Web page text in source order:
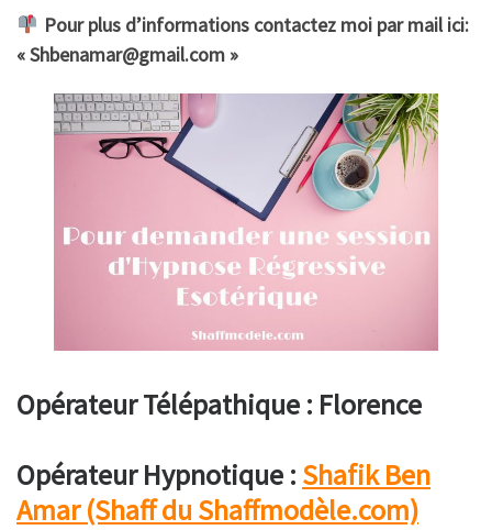
Pour plus d’informations contactez moi par mail ici:
« Shbenamar@gmail.com »
Opérateur Télépathique : Florence
Opérateur Hypnotique : Shafik Ben
Amar (Shaff du Shaffmodèle.com)